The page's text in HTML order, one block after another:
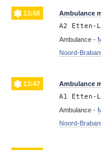
13:58 Ambulance
A2
Ambulance -
Noord-
13:47 Ambulance
A1 Etten-
Ambulance -
Noord-